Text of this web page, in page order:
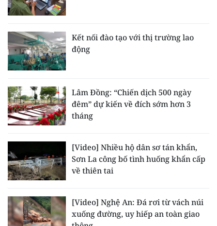
Kết nối đào tạo với thị trường lao
động
Lâm Đồng: “Chiến dịch 500 ngày
đêm” dự kiến về đích sớm hơn 3
tháng
[Video] Nhiều hộ dân sơ tán khẩn,
Sơn La công bố tình huống khẩn cấp
về thiên tai
[Video] Nghệ An: Đá rơi từ vách núi
xuống đường, uy hiếp an toàn giao